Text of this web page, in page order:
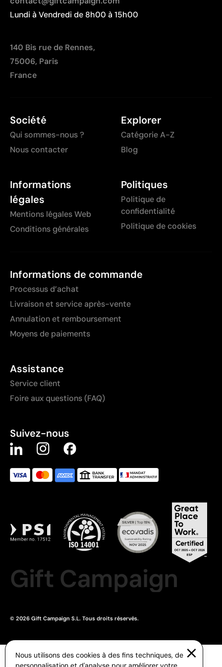
Lundi à Vendredi de 8h00 à 15h00
140 Bis rue de Rennes,
75006, Paris
France
Société
Qui sommes-nous ?
Nous contacter
Explorer
Catégorie A-Z
Blog
Informations
légales
Mentions légales Web
Conditions générales
Politiques
Politique de
confidentialité
Politique de cookies
Informations de commande
Processus d’achat
Livraison et service après-vente
Annulation et remboursement
Moyens de paiements
Assistance
Service client
Foire aux questions (FAQ)
Suivez-nous
Gift Campaign
© 2026 Gift Campaign S.L. Tous droits réservés.
Nous utilisons des cookies à des fins techniques, de